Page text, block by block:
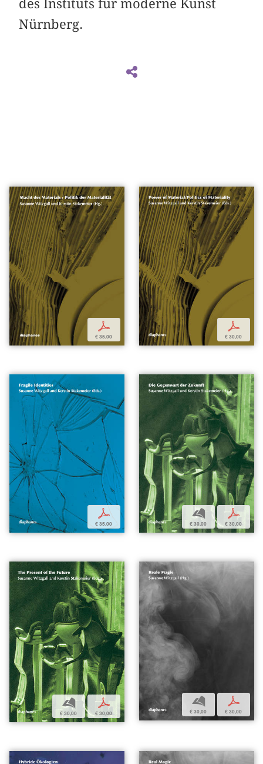
des Instituts für moderne Kunst
Nürnberg.
p
€ 35,00
p
€ 30,00
p
€ 35,00
b
€ 30,00
p
€ 30,00
b
€ 30,00
p
€ 30,00
b
€ 30,00
p
€ 30,00